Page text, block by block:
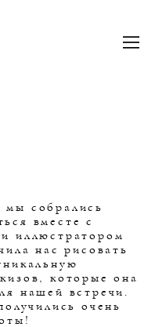
собрались
вместе с
иллюстратором
нас рисовать
которые она
нашей встречи.
очень